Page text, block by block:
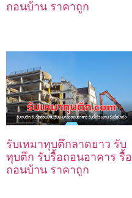
ถอนบ้าน ราคาถูก
รับเหมาทุบตึกลาดยาว รับ
ทุบตึก รับรื้อถอนอาคาร รื้อ
ถอนบ้าน ราคาถูก